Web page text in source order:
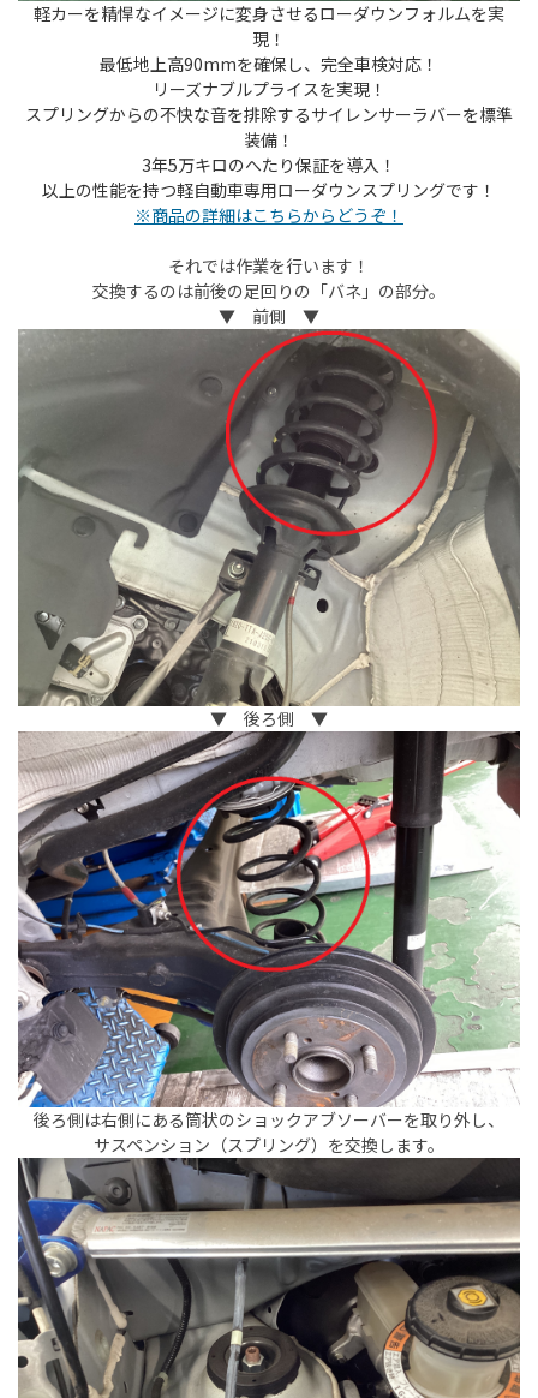
軽カーを精悍なイメージに変身させるローダウンフォルムを実
現！
最低地上高90mmを確保し、完全車検対応！
リーズナブルプライスを実現！
スプリングからの不快な音を排除するサイレンサーラバーを標準
装備！
3年5万キロのへたり保証を導入！
以上の性能を持つ軽自動車専用ローダウンスプリングです！
※商品の詳細はこちらからどうぞ！
それでは作業を行います！
交換するのは前後の足回りの「バネ」の部分。
▼ 前側 ▼
▼ 後ろ側 ▼
後ろ側は右側にある筒状のショックアブソーバーを取り外し、
サスペンション（スプリング）を交換します。